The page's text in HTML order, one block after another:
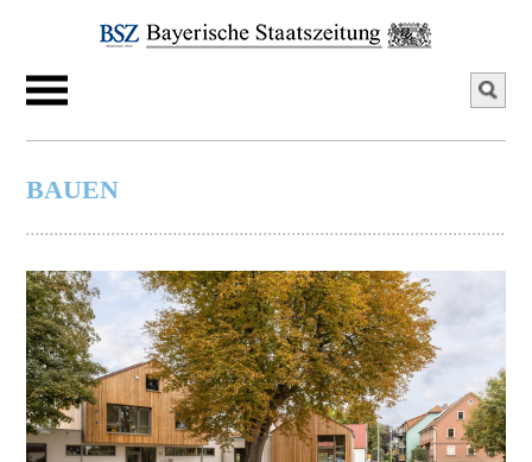
BAUEN